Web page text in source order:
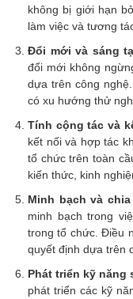
không bị giới hạn
làm việc và tương
Đổi mới và sáng
đổi mới không
dựa trên công
có xu hướng thử
Tính cộng tác và
kết nối và hợp tác
tổ chức trên toàn
kiến thức, kinh
Minh bạch và
minh bạch trong
trong tổ chức. Điều
quyết định dựa trên
Phát triển kỹ năng
phát triển các kỹ